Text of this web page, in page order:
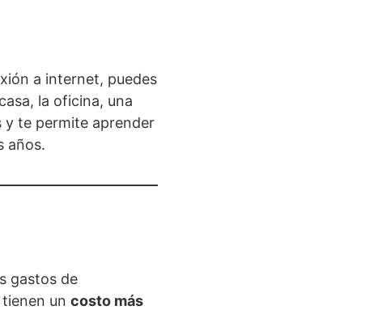
a internet, puedes
la oficina, una
y te permite aprender
años.
gastos de
un costo más